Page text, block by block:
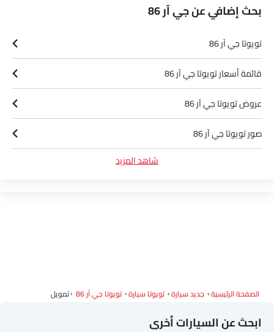
بحث إضافي عن جي آر 86
تويوتا جي آر 86
قائمة أسعار تويوتا جي آر 86
عروض تويوتا جي آر 86
صور تويوتا جي آر 86
شاهد المزيد
الصفحة الرئيسية جديد سيارة تويوتا سيارة تويوتا جي آر 86 تمويل
ابحث عن السيارات أخرى